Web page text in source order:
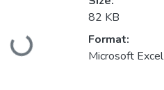
Loading...
82 KB
Format:
Microsoft Excel